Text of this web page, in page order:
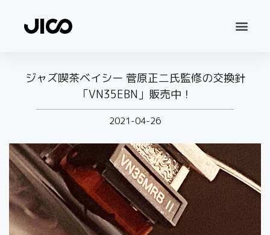
ジャズ喫茶ベイシー 菅原正二氏監修の交換針
「VN35EBN」販売中！
2021-04-26